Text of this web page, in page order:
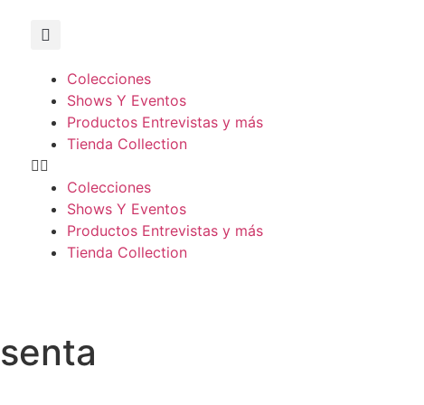
Colecciones
Shows Y Eventos
Productos Entrevistas y más
Tienda Collection
Colecciones
Shows Y Eventos
Productos Entrevistas y más
Tienda Collection